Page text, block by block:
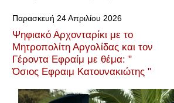
Παρασκευή 24 Απριλίου 2026
Ψηφιακό Αρχονταρίκι με το
Μητροπολίτη Αργολίδας και τον
Γέροντα Εφραίμ με θέμα: "
Όσιος Εφραιμ Κατουνακιώτης "